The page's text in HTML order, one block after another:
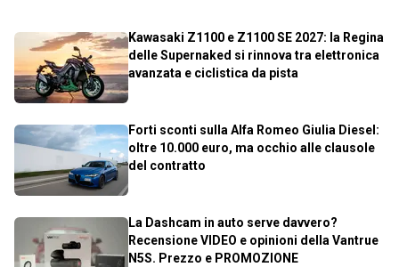
Kawasaki Z1100 e Z1100 SE 2027: la Regina
delle Supernaked si rinnova tra elettronica
avanzata e ciclistica da pista
Forti sconti sulla Alfa Romeo Giulia Diesel:
oltre 10.000 euro, ma occhio alle clausole
del contratto
La Dashcam in auto serve davvero?
Recensione VIDEO e opinioni della Vantrue
N5S. Prezzo e PROMOZIONE